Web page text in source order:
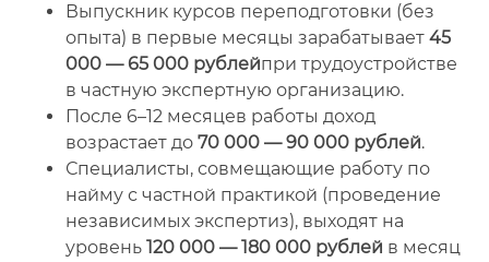
Выпускник курсов переподготовки (без
опыта) в первые месяцы зарабатывает 45
000 — 65 000 рублейпри трудоустройстве
в частную экспертную организацию.
После 6–12 месяцев работы доход
возрастает до 70 000 — 90 000 рублей.
Специалисты, совмещающие работу по
найму с частной практикой (проведение
независимых экспертиз), выходят на
уровень 120 000 — 180 000 рублей в месяц